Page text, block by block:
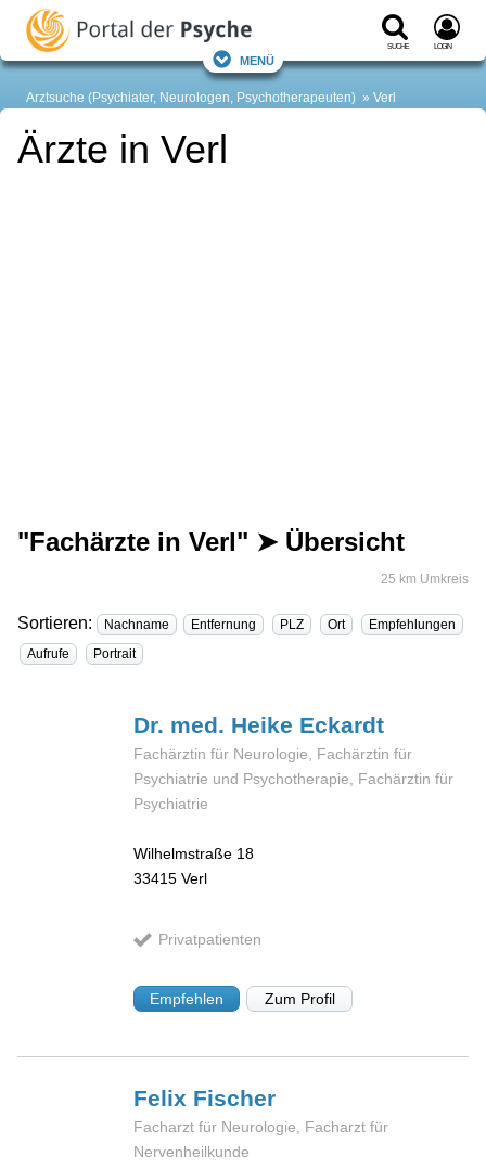
Suche Login
Menü
Arztsuche (Psychiater, Neurologen, Psychotherapeuten) Verl
Ärzte in Verl
"Fachärzte in Verl" ➤ Übersicht
25 km Umkreis
Sortieren: Nachname Entfernung PLZ Ort
Empfehlungen
Aufrufe
Portrait
Dr. med. Heike Eckardt
Fachärztin für Neurologie, Fachärztin für
Psychiatrie und Psychotherapie, Fachärztin für
Psychiatrie
Wilhelmstraße 18
33415 Verl
Privatpatienten
Empfehlen Zum Profil
Felix Fischer
Facharzt für Neurologie, Facharzt für
Nervenheilkunde